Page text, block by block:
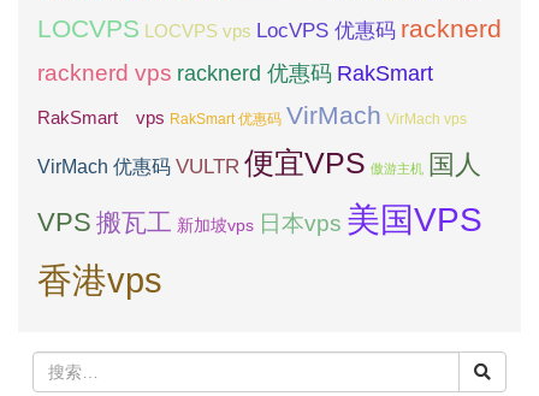
LOCVPS LOCVPS vps LocVPS 优惠码 racknerd
racknerd vps racknerd 优惠码 RakSmart
RakSmart vps RakSmart 优惠码 VirMach VirMach vps
VirMach 优惠码 VULTR 便宜VPS 傲游主机 国人
VPS 搬瓦工 新加坡vps 日本vps 美国VPS
香港vps